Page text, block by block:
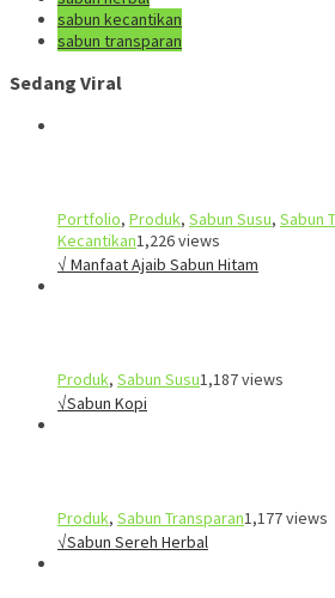
sabun kecantikan
sabun transparan
Sedang Viral
Portfolio, Produk, Sabun Susu, Sabun
Kecantikan1,226 views
√ Manfaat Ajaib Sabun Hitam
Produk, Sabun Susu1,187 views
√Sabun Kopi
Produk, Sabun Transparan1,177 views
√Sabun Sereh Herbal